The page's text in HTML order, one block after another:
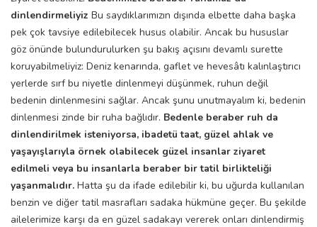
dinlendirmeliyiz Bu saydıklarımızın dışında elbette daha başka
pek çok tavsiye edilebilecek husus olabilir. Ancak bu hususlar
göz önünde bulundurulurken şu bakış açısını devamlı surette
koruyabilmeliyiz: Deniz kenarında, gaflet ve hevesâtı kalınlaştırıcı
yerlerde sırf bu niyetle dinlenmeyi düşünmek, ruhun değil
bedenin dinlenmesini sağlar. Ancak şunu unutmayalım ki, bedenin
dinlenmesi zinde bir ruha bağlıdır. Bedenle beraber ruh da
dinlendirilmek isteniyorsa, ibadetü taat, güzel ahlak ve
yaşayışlarıyla örnek olabilecek güzel insanlar ziyaret
edilmeli veya bu insanlarla beraber bir tatil birlikteliği
yaşanmalıdır. Hatta şu da ifade edilebilir ki, bu uğurda kullanılan
benzin ve diğer tatil masrafları sadaka hükmüne geçer. Bu şekilde
ailelerimize karşı da en güzel sadakayı vererek onları dinlendirmiş